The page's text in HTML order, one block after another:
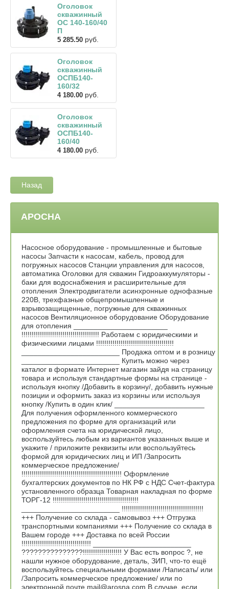
Оголовок
скважинный
ОС 140-160/40
П
5 285.50 руб.
Оголовок
скважинный
ОСПБ140-
160/32
4 180.00 руб.
Оголовок
скважинный
ОСПБ140-
160/40
4 180.00 руб.
Назад
АРОСНА
Насосное оборудование - промышленные и бытовые
насосы Запчасти к насосам, кабель, провод для
погружных насосов Станции управления для насосов,
автоматика Оголовки для скважин Гидроаккумуляторы -
баки для водоснабжения и расширительные для
отопления Электродвигатели асинхронные однофазные
220В, трехфазные общепромышленные и
взрывозащищенные, погружные для скважинных
насосов Вентиляционное оборудование Оборудование
для отопления _______________________
!!!!!!!!!!!!!!!!!!!!!!!!!!!!!!!!!!!!!! Работаем с юридическими и
физическими лицами !!!!!!!!!!!!!!!!!!!!!!!!!!!!!!!!!!!!!!
________________________ Продажа оптом и в розницу
________________________ Купить можно через
каталог в формате Интернет магазин зайдя на страницу
товара и используя стандартные формы на странице -
используя кнопку /Добавить в корзину/, добавить нужные
позиции и оформить заказ из корзины или используя
кнопку /Купить в один клик/ ______________________
Для получения оформленного коммерческого
предложения по форме для организаций или
оформления счета на юридической лицо,
воспользуйтесь любым из вариантов указанных выше и
укажите / приложите реквизиты или воспользуйтесь
формой для юридических лиц и ИП /Запросить
коммерческое предложение/
!!!!!!!!!!!!!!!!!!!!!!!!!!!!!!!!!!!!!!!!!!!!!!!!! Оформление
бухгалтерских документов по НК РФ с НДС Счет-фактура
установленного образца Товарная накладная по форме
ТОРГ-12 !!!!!!!!!!!!!!!!!!!!!!!!!!!!!!!!!!!!!!!!!!
________________________ !!!!!!!!!!!!!!!!!!!!!!!!!!!!!!!!!!!!!!!!
+++ Получение со склада - самовывоз +++ Отгрузка
транспортными компаниями +++ Получение со склада в
Вашем городе +++ Доставка по всей России
!!!!!!!!!!!!!!!!!!!!!!!!!!!!!!!!!! ________________________
???????????????!!!!!!!!!!!!!!!!!!! У Вас есть вопрос ?, не
нашли нужное оборудование, деталь, ЗИП, что-то ещё
воспользуйтесь специальными формами /Написать/ или
/Запросить коммерческое предложение/ или по
электронной почте mail@arosna.com В случае, если